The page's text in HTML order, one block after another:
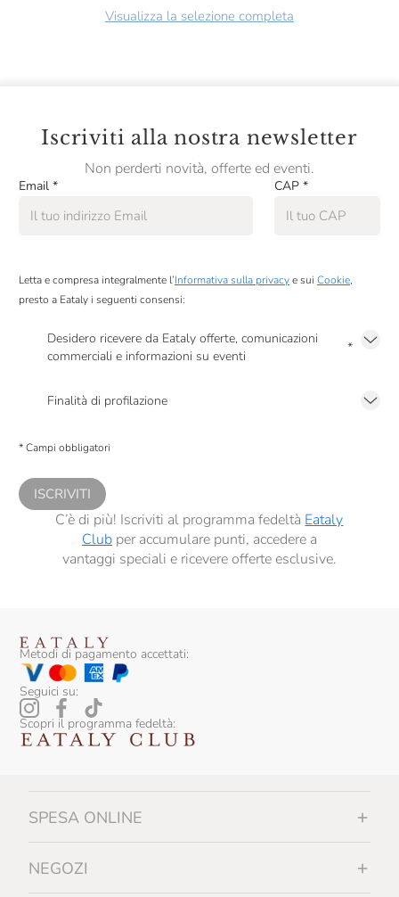
Visualizza la selezione completa
Iscriviti alla nostra newsletter
Non perderti novità, offerte ed eventi.
Email * CAP *
Letta e compresa integralmente l’Informativa sulla privacye sui Cookie,
presto a Eataly i seguenti consensi:
Desidero ricevere da Eataly offerte, comunicazioni
commerciali e informazioni su eventi
*
Finalità di profilazione
comunicazioni commerciali personalizzate, in caso di consenso prestato ai
* Campi obbligatori
ISCRIVITI
C’è di più! Iscriviti al programma fedeltà Eataly
Clubper accumulare punti, accedere a
vantaggi speciali e ricevere offerte esclusive.
Metodi di pagamento accettati:
Seguici su:
Scopri il programma fedeltà:
SPESA ONLINE
NEGOZI